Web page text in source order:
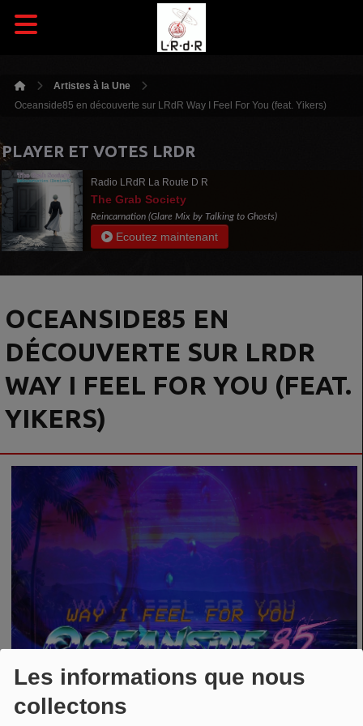
Les informations que nous
collectons
Artistes à la Une
Oceanside85 en découverte sur LRdR Way I Feel For You (feat. Yikers)
PLAYER ET VOTES LRDR
Radio LRdR La Route D R
The Grab Society
Reincarnation (Glare Mix by Talking to Ghosts)
Ecoutez maintenant
OCEANSIDE85 EN
DÉCOUVERTE SUR LRDR
WAY I FEEL FOR YOU (FEAT.
YIKERS)